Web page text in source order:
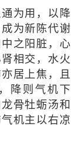
为用，以降
为新陈代谢
之阳脏，心
相交，水火
居上焦，且
降则气机下
骨牡蛎汤和
机主以右凉